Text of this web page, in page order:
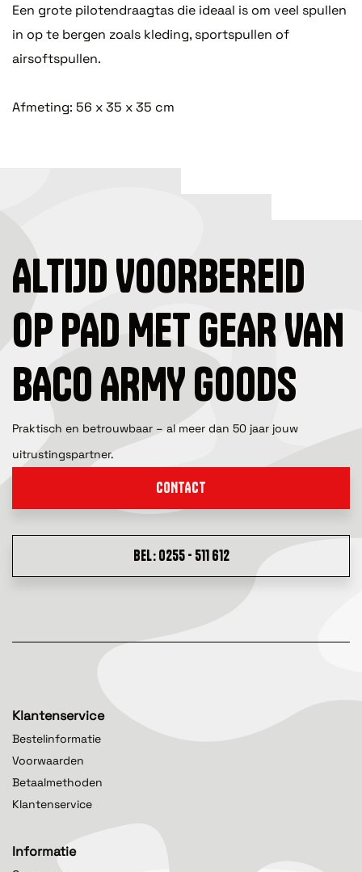
Een grote pilotendraagtas die ideaal is om veel spullen
in op te bergen zoals kleding, sportspullen of
airsoftspullen.
Afmeting: 56 x 35 x 35 cm
ALTIJD VOORBEREID
OP PAD MET GEAR VAN
BACO ARMY GOODS
Praktisch en betrouwbaar – al meer dan 50 jaar jouw
uitrustingspartner.
CONTACT
BEL: 0255 - 511 612
Klantenservice
Bestelinformatie
Voorwaarden
Betaalmethoden
Klantenservice
Informatie